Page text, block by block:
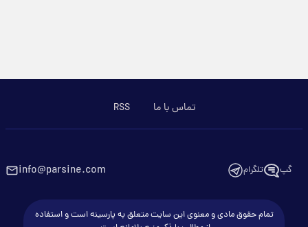
تماس با ما RSS
گپ تلگرام info@parsine.com
تمام حقوق مادی و معنوی این سایت متعلق به پارسینه است و استفاده